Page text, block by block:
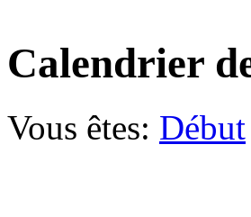
Calendrier
Vous êtes: Début